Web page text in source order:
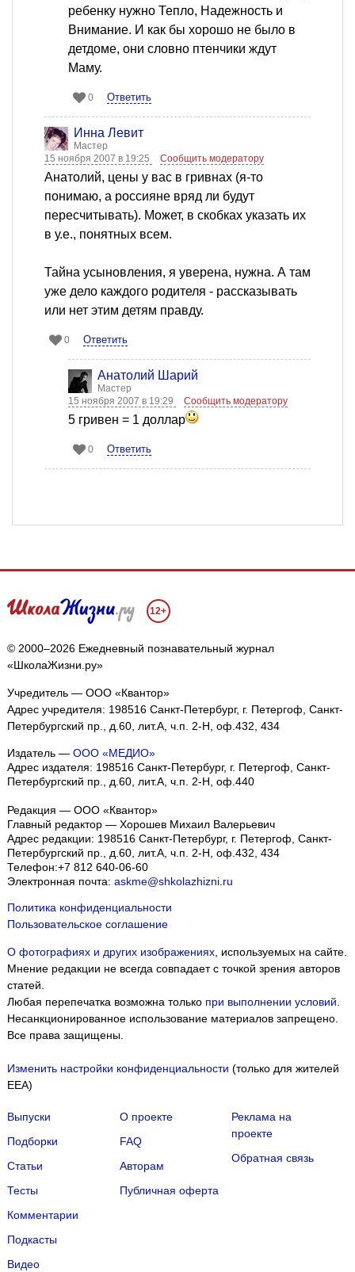
ребенку нужно Тепло, Надежность и
Внимание. И как бы хорошо не было в
детдоме, они словно птенчики ждут
Маму.
0 Ответить
Инна Левит
Мастер
15 ноября 2007 в 19:25
Сообщить модератору
Анатолий, цены у вас в гривнах (я-то
понимаю, а россияне вряд ли будут
пересчитывать). Может, в скобках указать их
в у.е., понятных всем.
Тайна усыновления, я уверена, нужна. А там
уже дело каждого родителя - рассказывать
или нет этим детям правду.
0 Ответить
Анатолий Шарий
Мастер
15 ноября 2007 в 19:29
Сообщить модератору
5 гривен = 1 доллар
0 Ответить
12+
© 2000–2026 Ежедневный познавательный журнал
«ШколаЖизни.ру»
Учредитель — ООО «Квантор»
Адрес учредителя: 198516 Санкт-Петербург, г. Петергоф, Санкт-
Петербургский пр., д.60, лит.А, ч.п. 2-Н, оф.432, 434
Издатель — ООО «МЕДИО»
Адрес издателя: 198516 Санкт-Петербург, г. Петергоф, Санкт-
Петербургский пр., д.60, лит.А, ч.п. 2-Н, оф.440
Редакция — ООО «Квантор»
Главный редактор — Хорошев Михаил Валерьевич
Адрес редакции: 198516 Санкт-Петербург, г. Петергоф, Санкт-
Петербургский пр., д.60, лит.А, ч.п. 2-Н, оф.432, 434
Телефон:+7 812 640-06-60
Электронная почта: askme@shkolazhizni.ru
Политика конфиденциальности
Пользовательское соглашение
О фотографиях и других изображениях, используемых на сайте.
Мнение редакции не всегда совпадает с точкой зрения авторов
статей.
Любая перепечатка возможна только при выполнении условий.
Несанкционированное использование материалов запрещено.
Все права защищены.
Изменить настройки конфиденциальности (только для жителей
EEA)
Выпуски
Подборки
Статьи
Тесты
Комментарии
Подкасты
Видео
О проекте
FAQ
Авторам
Публичная оферта
Реклама на
проекте
Обратная связь